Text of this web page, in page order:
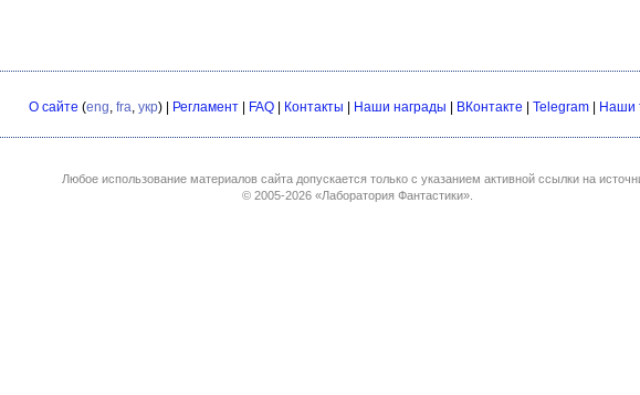
О сайте (eng, fra, укр) | Регламент FAQ Контакты Наши награды ВКонтакте Telegram Наши
Любое использование материалов сайта допускается только с указанием активной ссылки на
© 2005-2026 «Лаборатория Фантастики».